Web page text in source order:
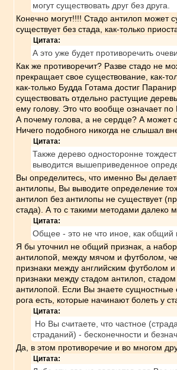
могут существовать друг без друга.
Конечно могут!!!! Стадо антилоп может
существует без стада, как-только
Цитата:
А это уже будет противоречить
Как же противоречит? Разве стадо не
прекращает свое существование, как-
как-только Будда Готама достиг
существовать отдельно растущие
ему голову. Это что вообще означает
А почему голова, а не сердце? А может
Ничего подобного никогда не слышал
Цитата:
Также дерево односторонне
выводится вышеприведенное
Вы определитесь, что именно Вы
антилопы, Вы выводите определение
антилоп без антилопы не существует
стада). А то с такими методами далеко
Цитата:
Общее - это не что иное, как
Я бы уточнил не общий признак, а
антилопой, между мячом и футболом,
признаки между английским футболом
признаки между стадом антилоп,
антилопой. Если Вы знаете
рога есть, которые начинают болеть у
Цитата:
Но Вы считаете, что частное
страданий) - бесконечности и
Да, в этом противоречие и во многом
Цитата: